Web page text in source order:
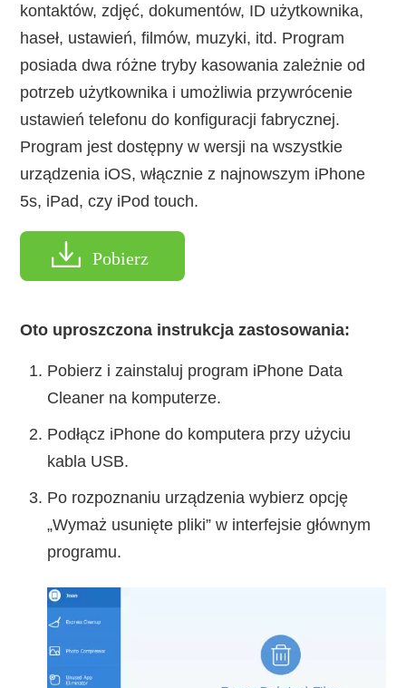
kontaktów, zdjęć, dokumentów, ID użytkownika,
haseł, ustawień, filmów, muzyki, itd. Program
posiada dwa różne tryby kasowania zależnie od
potrzeb użytkownika i umożliwia przywrócenie
ustawień telefonu do konfiguracji fabrycznej.
Program jest dostępny w wersji na wszystkie
urządzenia iOS, włącznie z najnowszym iPhone
5s, iPad, czy iPod touch.
Pobierz
Oto uproszczona instrukcja zastosowania:
Pobierz i zainstaluj program iPhone Data
Cleaner na komputerze.
Podłącz iPhone do komputera przy użyciu
kabla USB.
Po rozpoznaniu urządzenia wybierz opcję
„Wymaż usunięte pliki” w interfejsie głównym
programu.